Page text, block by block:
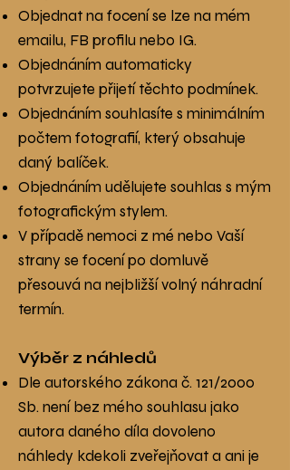
Objednat na focení se lze na mém
emailu, FB profilu nebo IG.
Objednáním automaticky
potvrzujete přijetí těchto podmínek.
Objednáním souhlasíte s minimálním
počtem fotografií, který obsahuje
daný balíček.
Objednáním udělujete souhlas s mým
fotografickým stylem.
V případě nemoci z mé nebo Vaší
strany se focení po domluvě
přesouvá na nejbližší volný náhradní
termín.
Výběr z náhledů
Dle autorského zákona č. 121/2000
Sb. není bez mého souhlasu jako
autora daného díla dovoleno
náhledy kdekoli zveřejňovat a ani je